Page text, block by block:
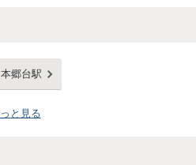
本郷台駅
と見る